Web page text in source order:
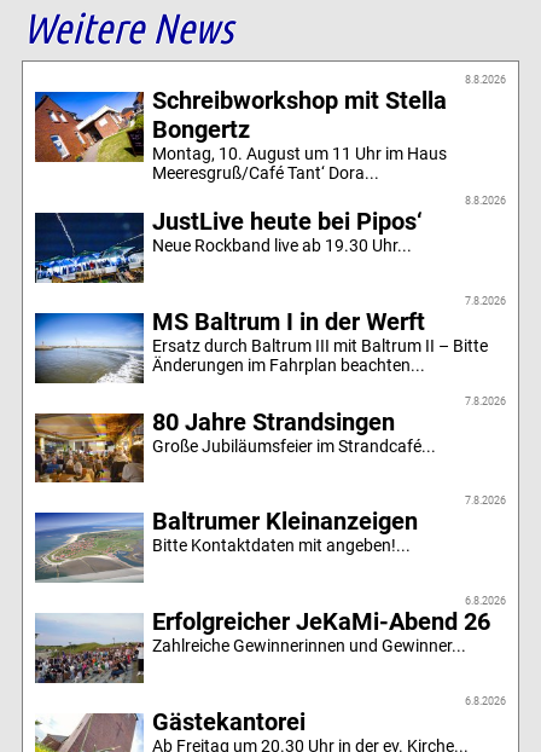
Weitere News
8.8.2026
Schreibworkshop mit Stella
Bongertz
Montag, 10. August um 11 Uhr im Haus
Meeresgruß/Café Tant‘ Dora...
8.8.2026
JustLive heute bei Pipos‘
Neue Rockband live ab 19.30 Uhr...
7.8.2026
MS Baltrum I in der Werft
Ersatz durch Baltrum III mit Baltrum II – Bitte
Änderungen im Fahrplan beachten...
7.8.2026
80 Jahre Strandsingen
Große Jubiläumsfeier im Strandcafé...
7.8.2026
Baltrumer Kleinanzeigen
Bitte Kontaktdaten mit angeben!...
6.8.2026
Erfolgreicher JeKaMi-Abend 26
Zahlreiche Gewinnerinnen und Gewinner...
6.8.2026
Gästekantorei
Ab Freitag um 20.30 Uhr in der ev. Kirche...